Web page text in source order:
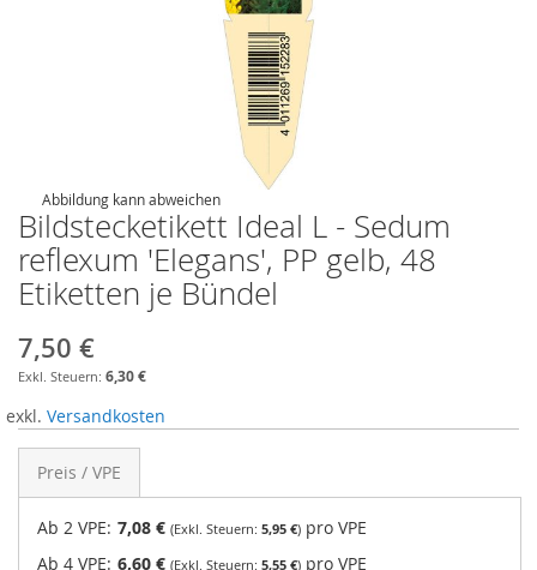
Abbildung kann abweichen
Bildstecketikett Ideal L - Sedum
reflexum 'Elegans', PP gelb, 48
Etiketten je Bündel
7,50 €
6,30 €
exkl. Versandkosten
Preis / VPE
Ab 2 VPE: 7,08 € 5,95 € pro VPE
Ab 4 VPE: 6,60 € 5,55 € pro VPE